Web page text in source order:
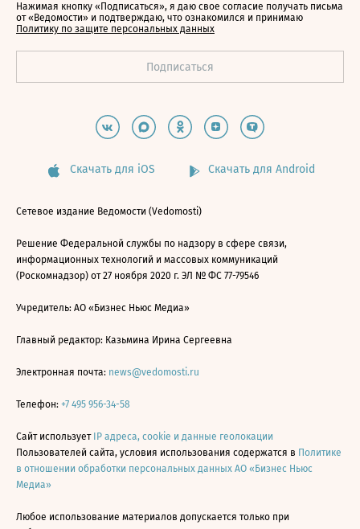
Нажимая кнопку «Подписаться», я даю свое согласие получать письма
от «Ведомости» и подтверждаю, что ознакомился и принимаю
Политику по защите персональных данных
Скачать для iOS Скачать для Android
Сетевое издание Ведомости (Vedomosti)
Решение Федеральной службы по надзору в сфере связи,
информационных технологий и массовых коммуникаций
(Роскомнадзор) от 27 ноября 2020 г. ЭЛ № ФС 77-79546
Учредитель: АО «Бизнес Ньюс Медиа»
Главный редактор: Казьмина Ирина Сергеевна
Электронная почта: news@vedomosti.ru
Телефон: +7 495 956-34-58
Сайт использует IP адреса, cookie и данные геолокации
Пользователей сайта, условия использования содержатся в Политике
в отношении обработки персональных данных АО «Бизнес Ньюс
Медиа»
Любое использование материалов допускается только при